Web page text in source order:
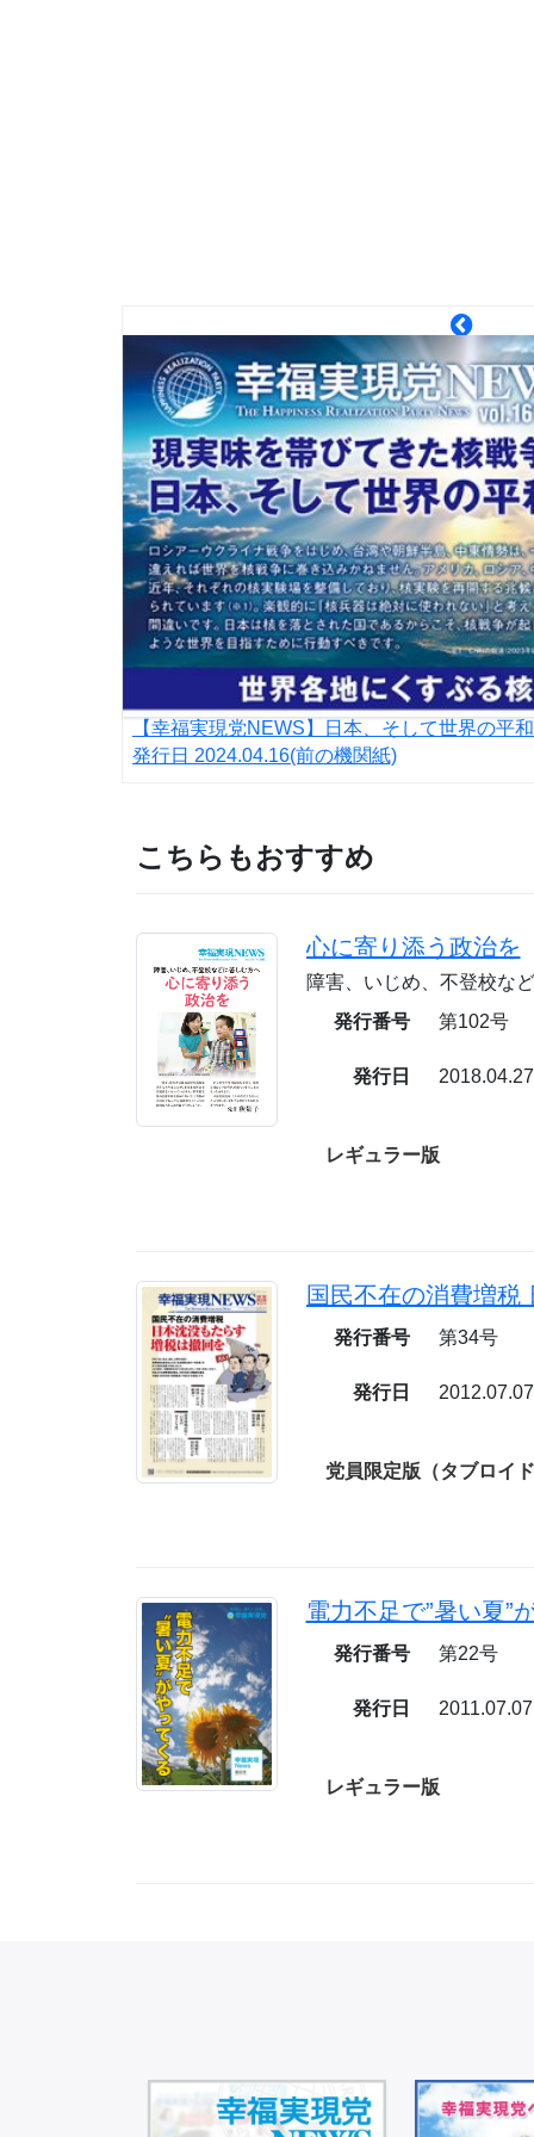
【幸福実現党NEWS】日本、そして世界の平
発行日 2024.04.16(前の機関紙)
こちらもおすすめ
心に寄り添う政治を
障害、いじめ、不登校な
発行番号
第102号
発行日 2018.04.27
レギュラー版
発行番号 第34号
発行日 2012.07.07
党員限定版（タブロイ
電力不足で”暑い夏”
発行番号 第22号
発行日 2011.07.07
レギュラー版